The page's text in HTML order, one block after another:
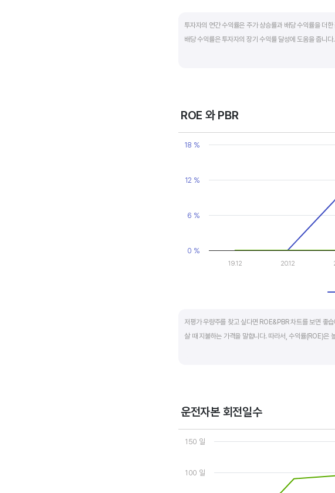
투자자의 연간 수익률은 주가 상승률과 배당 수익률을 더
배당 수익률은 투자자의 장기 수익률 달성에 도움을 줍니다.
매력이 있는 기업이고 배당수익률은 높을수록 좋습니다.
ROE 와 PBR
Chart
Line chart with 2 lines.
The chart has 2 Y axes displaying
19.12 20.12
0 %
6 %
12 %
18 %
저평가 우량주를 찾고 싶다면 ROE&PBR 차트를 보면 좋
살 때 지불하는 가격을 말합니다. 따라서, 수익률(ROE)은
ROE는 자기자본이익률이라고 하며 (순이익/자본총계
운전자본 회전일수
Chart
Line chart with 3 lines.
The chart has 2 Y axes displaying
100 일
150 일